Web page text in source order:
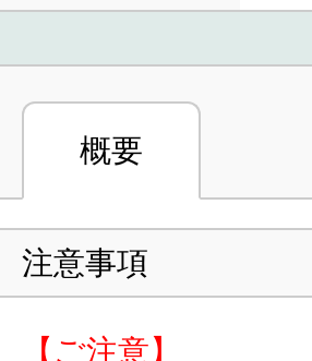
概要
注意事項
【ご注意】